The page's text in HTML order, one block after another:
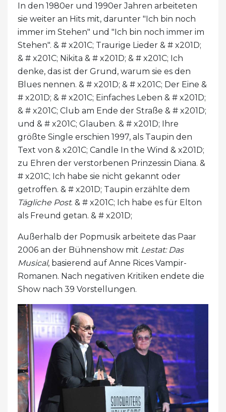
In den 1980er und 1990er Jahren arbeiteten
sie weiter an Hits mit, darunter "Ich bin noch
immer im Stehen" und "Ich bin noch immer im
Stehen". & # x201C; Traurige Lieder & # x201D;
& # x201C; Nikita & # x201D; & # x201C; Ich
denke, das ist der Grund, warum sie es den
Blues nennen. & # x201D; & # x201C; Der Eine &
# x201D; & # x201C; Einfaches Leben & # x201D;
& # x201C; Club am Ende der Straße & # x201D;
und & # x201C; Glauben. & # x201D; Ihre
größte Single erschien 1997, als Taupin den
Text von & x201C; Candle In the Wind & x201D;
zu Ehren der verstorbenen Prinzessin Diana. &
# x201C; Ich habe sie nicht gekannt oder
getroffen. & # x201D; Taupin erzählte dem
Tägliche Post. & # x201C; Ich habe es für Elton
als Freund getan. & # x201D;
Außerhalb der Popmusik arbeitete das Paar
2006 an der Bühnenshow mit Lestat: Das
Musical, basierend auf Anne Rices Vampir-
Romanen. Nach negativen Kritiken endete die
Show nach 39 Vorstellungen.